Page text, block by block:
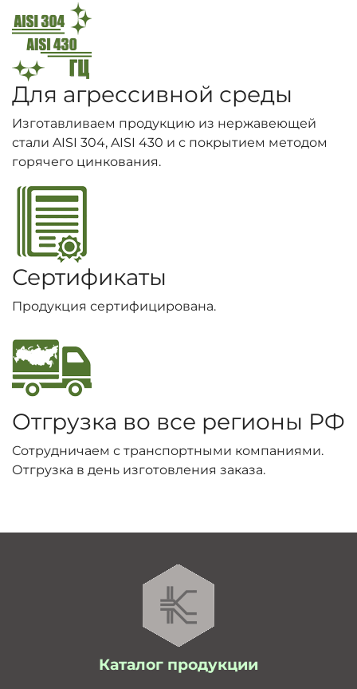
Для агрессивной среды
Изготавливаем продукцию из нержавеющей
стали AISI 304, AISI 430 и с покрытием методом
горячего цинкования.
Сертификаты
Продукция сертифицирована.
Отгрузка во все регионы РФ
Сотрудничаем с транспортными компаниями.
Отгрузка в день изготовления заказа.
Каталог продукции